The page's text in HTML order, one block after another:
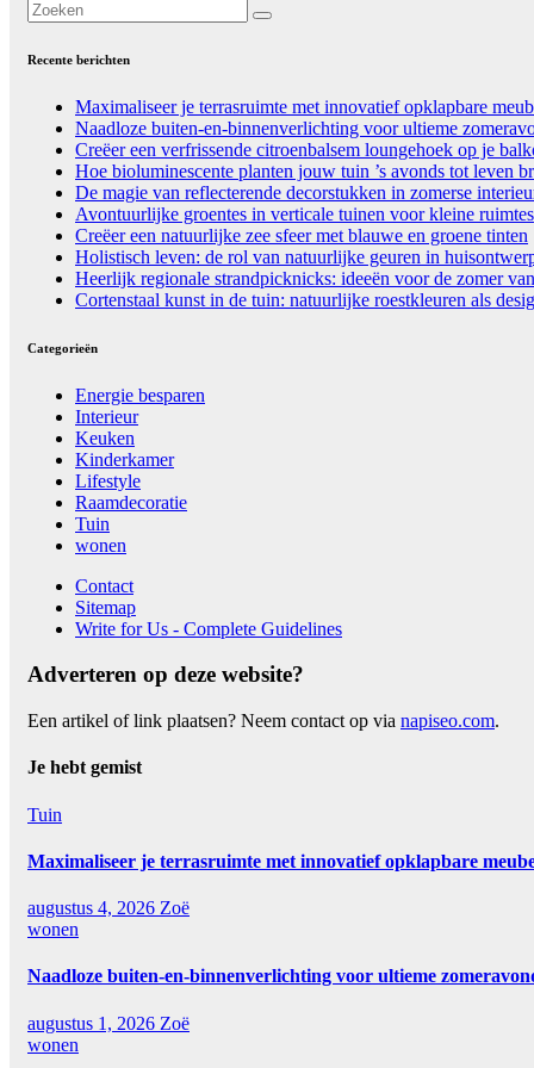
Recente berichten
Maximaliseer je terrasruimte met innovatief opklapbare
Naadloze buiten-en-binnenverlichting voor ultieme
Creëer een verfrissende citroenbalsem loungehoek op je
Hoe bioluminescente planten jouw tuin ’s avonds tot leven
De magie van reflecterende decorstukken in zomerse
Avontuurlijke groentes in verticale tuinen voor kleine ruimtes
Creëer een natuurlijke zee sfeer met blauwe en groene tinten
Holistisch leven: de rol van natuurlijke geuren in
Heerlijk regionale strandpicknicks: ideeën voor de zomer
Cortenstaal kunst in de tuin: natuurlijke roestkleuren als
Categorieën
Energie besparen
Interieur
Keuken
Kinderkamer
Lifestyle
Raamdecoratie
Tuin
wonen
Contact
Sitemap
Write for Us - Complete Guidelines
Adverteren op deze website?
Een artikel of link plaatsen? Neem contact op via napiseo.com.
Je hebt gemist
Tuin
Maximaliseer je terrasruimte met innovatief opklapbare
augustus 4, 2026 Zoë
wonen
Naadloze buiten-en-binnenverlichting voor ultieme
augustus 1, 2026 Zoë
wonen